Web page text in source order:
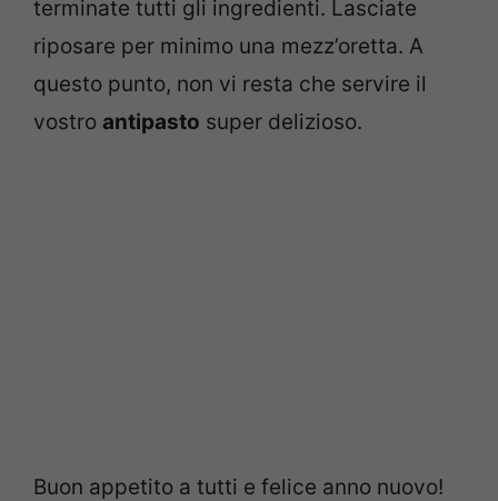
terminate tutti gli ingredienti. Lasciate
riposare per minimo una mezz’oretta. A
questo punto, non vi resta che servire il
vostro antipasto super delizioso.
Buon appetito a tutti e felice anno nuovo!